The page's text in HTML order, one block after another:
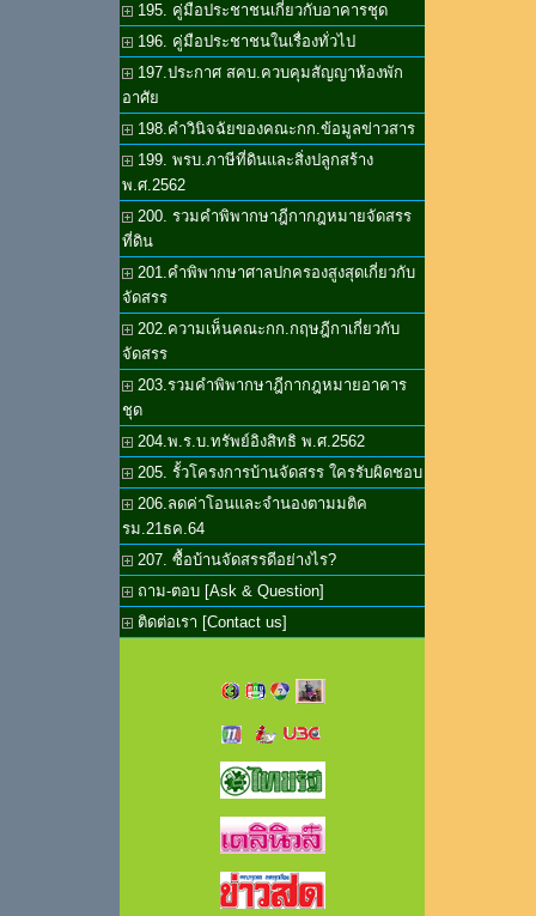
195. คู่มือประชาชนเกี่ยวกับอาคารชุด
196. คู่มือประชาชนในเรื่องทั่วไป
197.ประกาศ สคบ.ควบคุมสัญญาห้องพัก
อาศัย
198.คำวินิจฉัยของคณะกก.ข้อมูลข่าวสาร
199. พรบ.ภาษีที่ดินและสิ่งปลูกสร้าง
พ.ศ.2562
200. รวมคำพิพากษาฎีกากฎหมายจัดสรร
ที่ดิน
201.คำพิพากษาศาลปกครองสูงสุดเกี่ยวกับ
จัดสรร
202.ความเห็นคณะกก.กฤษฎีกาเกี่ยวกับ
จัดสรร
203.รวมคำพิพากษาฎีกากฎหมายอาคาร
ชุด
204.พ.ร.บ.ทรัพย์อิงสิทธิ พ.ศ.2562
205. รั้วโครงการบ้านจัดสรร ใครรับผิดชอบ
206.ลดค่าโอนและจำนองตามมติค
รม.21ธค.64
207. ซื้อบ้านจัดสรรดีอย่างไร?
ถาม-ตอบ [Ask & Question]
ติดต่อเรา [Contact us]